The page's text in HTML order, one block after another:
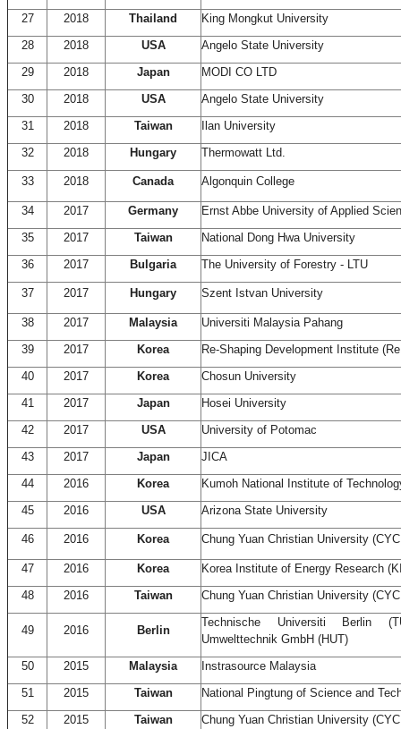
27
2018 Thailand
King Mongkut University
28
2018 USA
Angelo State University
29
2018 Japan
MODI CO LTD
30
2018 USA
Angelo State University
31
2018 Taiwan
Ilan University
32
2018 Hungary Thermowatt Ltd.
33 2018 Canada Algonquin College
34 2017 Germany
Ernst Abbe University of Applied
35
2017 Taiwan
National Dong Hwa University
36
2017 Bulgaria The University of Forestry - LTU
37 2017 Hungary Szent Istvan University
38 2017 Malaysia
Universiti Malaysia Pahang
39
2017 Korea
Re-Shaping Development Institute
40
2017 Korea
Chosun University
41
2017 Japan
Hosei University
42
2017 USA
University of Potomac
43
2017 Japan
JICA
44
2016 Korea
Kumoh National Institute of
45
2016 USA Arizona State University
46 2016 Korea Chung Yuan Christian University
47 2016 Korea
Korea Institute of Energy Research
48
2016 Taiwan Chung Yuan Christian University
49 2016 Berlin
Technische Universiti Berlin
Umwelttechnik GmbH (HUT)
50
2015 Malaysia
Instrasource Malaysia
51
2015 Taiwan
National Pingtung of Science and
52
2015 Taiwan Chung Yuan Christian University